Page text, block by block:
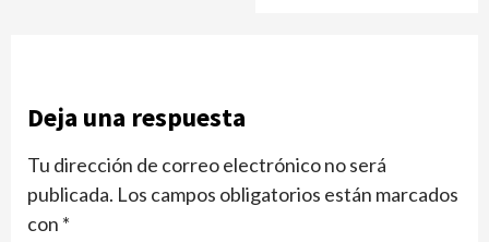
Deja una respuesta
Tu dirección de correo electrónico no será
publicada. Los campos obligatorios están marcados
con *